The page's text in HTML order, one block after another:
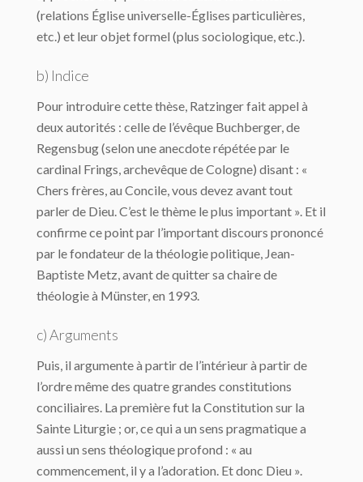
(relations Église universelle-Églises particulières,
etc.) et leur objet formel (plus sociologique, etc.).
b) Indice
Pour introduire cette thèse, Ratzinger fait appel à
deux autorités : celle de l’évêque Buchberger, de
Regensbug (selon une anecdote répétée par le
cardinal Frings, archevêque de Cologne) disant : «
Chers frères, au Concile, vous devez avant tout
parler de Dieu. C’est le thème le plus important ». Et il
confirme ce point par l’important discours prononcé
par le fondateur de la théologie politique, Jean-
Baptiste Metz, avant de quitter sa chaire de
théologie à Münster, en 1993.
c) Arguments
Puis, il argumente à partir de l’intérieur à partir de
l’ordre même des quatre grandes constitutions
conciliaires. La première fut la Constitution sur la
Sainte Liturgie ; or, ce qui a un sens pragmatique a
aussi un sens théologique profond : « au
commencement, il y a l’adoration. Et donc Dieu ».